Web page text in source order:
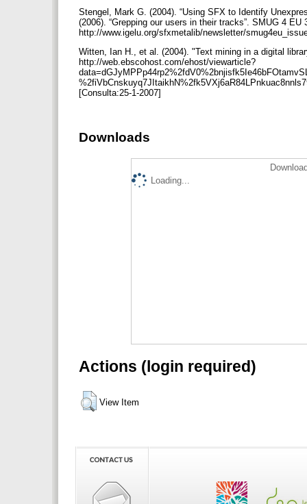
Stengel, Mark G. (2004). “Using SFX to Identify
(2006). “Grepping our users in their tracks”. SMUG 4 EU
http://www.igelu.org/sfxmetalib/newsletter/
Witten, Ian H., et al. (2004). "Text mining in a digital
http://web.ebscohost.com/ehost/viewarticle?
[Consulta:25-1-2007]
Downloads
Loading...
Actions (login required)
View Item